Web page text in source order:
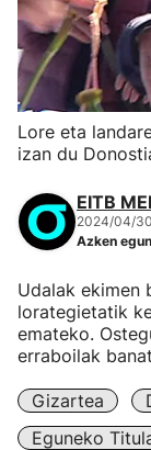
Lore eta
izan du
EITB
2024/04/
Azken
Udalak ekimen
lorategietatik
emateko.
erraboilak
Gizartea
Eguneko